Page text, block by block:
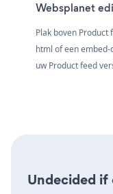
Websplanet
Plak boven
html of een
uw Product feed
Undecided